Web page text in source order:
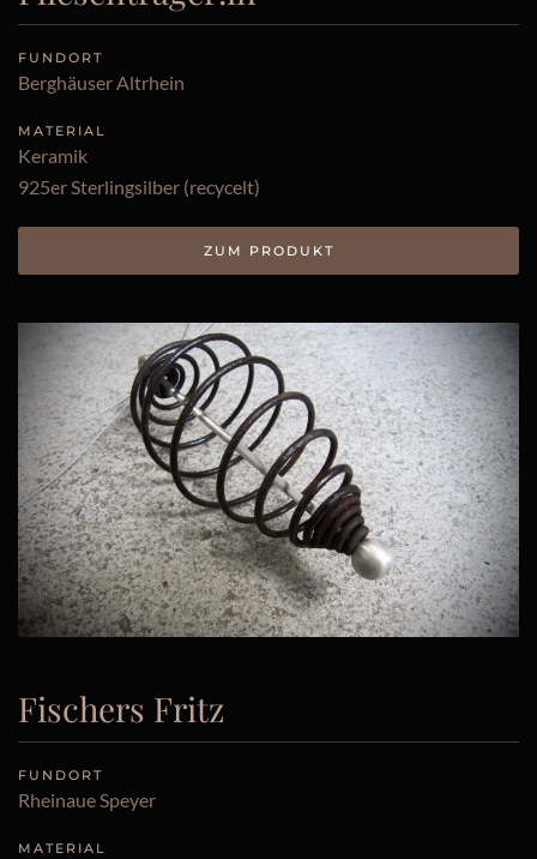
FUNDORT
Berghäuser Altrhein
MATERIAL
Keramik
925er Sterlingsilber (recycelt)
ZUM PRODUKT
Fischers Fritz
FUNDORT
Rheinaue Speyer
MATERIAL